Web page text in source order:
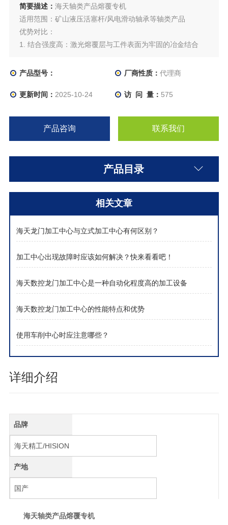
简要描述： 海天轴类产品熔覆专机
适用范围：矿山液压活塞杆/风电滑动轴承等轴类产品
优势对比：
1. 结合强度高：激光熔覆层与工件表面为牢固的冶金结合
小
殊性能
产品型号： 厂商性质： 代理商
更新时间： 2025-10-24 访 问 量： 575
产品咨询 联系我们
产品目录
相关文章
海天龙门加工中心与立式加工中心有何区别？
加工中心出现故障时应该如何解决？快来看看吧！
海天数控龙门加工中心是一种自动化程度高的加工设备
海天数控龙门加工中心的性能特点和优势
使用车削中心时应注意哪些？
详细介绍
品牌
海天精工/HISION
产地
国产
海天轴类产品熔覆专机